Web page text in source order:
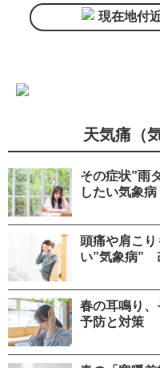
現在地付
天気痛（
その症状”雨
したい気象病
頭痛や肩こ
い”気象病”
春の耳鳴り
予防と対策